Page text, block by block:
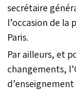
secrétaire
l’occasion de
Paris.
Par ailleurs, et
changements,